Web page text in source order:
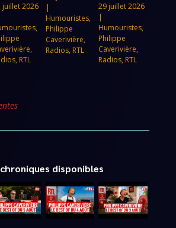
juillet 2026
,
,
, RTL
|
Humouristes,
Philippe
Caverivière,
Radios, RTL
29 juillet 2026
|
Humouristes,
Philippe
Caverivière,
Radios, RTL
disponibles